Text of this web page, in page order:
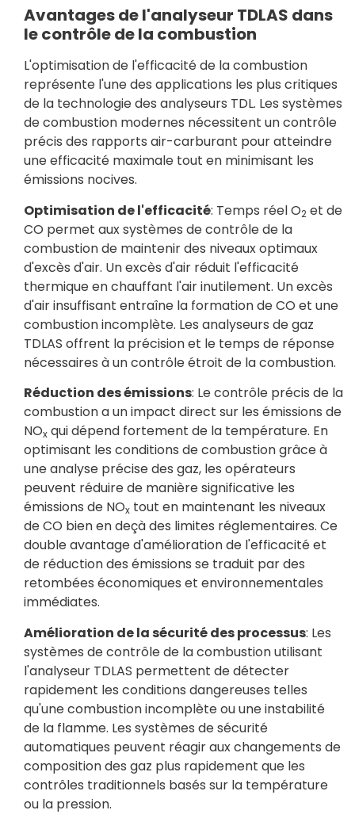
Avantages de l'analyseur TDLAS dans
le contrôle de la combustion
L'optimisation de l'efficacité de la combustion
représente l'une des applications les plus critiques
de la technologie des analyseurs TDL. Les systèmes
de combustion modernes nécessitent un contrôle
précis des rapports air-carburant pour atteindre
une efficacité maximale tout en minimisant les
émissions nocives.
Optimisation de l'efficacité: Temps réel O2 et de
CO permet aux systèmes de contrôle de la
combustion de maintenir des niveaux optimaux
d'excès d'air. Un excès d'air réduit l'efficacité
thermique en chauffant l'air inutilement. Un excès
d'air insuffisant entraîne la formation de CO et une
combustion incomplète. Les analyseurs de gaz
TDLAS offrent la précision et le temps de réponse
nécessaires à un contrôle étroit de la combustion.
Réduction des émissions: Le contrôle précis de la
combustion a un impact direct sur les émissions de
NOx qui dépend fortement de la température. En
optimisant les conditions de combustion grâce à
une analyse précise des gaz, les opérateurs
peuvent réduire de manière significative les
émissions de NOx tout en maintenant les niveaux
de CO bien en deçà des limites réglementaires. Ce
double avantage d'amélioration de l'efficacité et
de réduction des émissions se traduit par des
retombées économiques et environnementales
immédiates.
Amélioration de la sécurité des processus: Les
systèmes de contrôle de la combustion utilisant
l'analyseur TDLAS permettent de détecter
rapidement les conditions dangereuses telles
qu'une combustion incomplète ou une instabilité
de la flamme. Les systèmes de sécurité
automatiques peuvent réagir aux changements de
composition des gaz plus rapidement que les
contrôles traditionnels basés sur la température
ou la pression.